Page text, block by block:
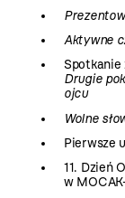
Aktywne
Spotkanie
Drugie
ojcu
Wolne
Pierwsze
11. Dzień
w